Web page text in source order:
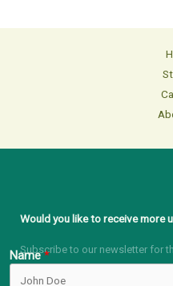
Would you like to receive more
Subscribe to our newsletter for
Name